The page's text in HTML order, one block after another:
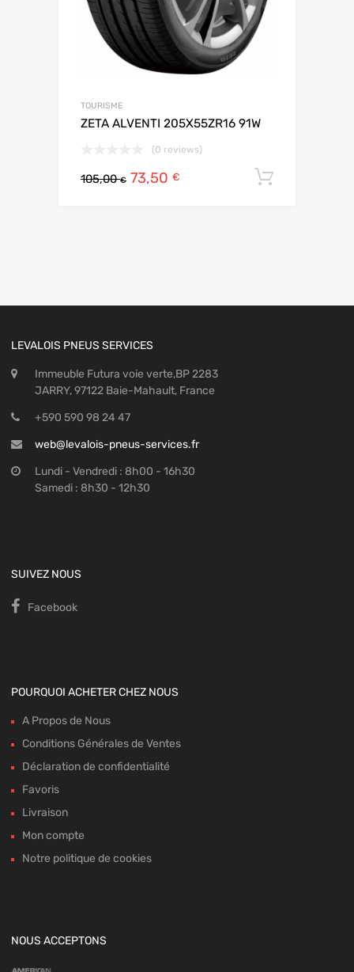
TOURISME
ZETA ALVENTI 205X55ZR16 91W
(0 reviews)
105,00€ 73,50 €
LEVALOIS PNEUS SERVICES
Immeuble Futura voie verte,BP 2283
JARRY, 97122 Baie-Mahault, France
+590 590 98 24 47
web@levalois-pneus-services.fr
Lundi - Vendredi : 8h00 - 16h30
Samedi : 8h30 - 12h30
SUIVEZ NOUS
Facebook
POURQUOI ACHETER CHEZ NOUS
A Propos de Nous
Conditions Générales de Ventes
Déclaration de confidentialité
Favoris
Livraison
Mon compte
Notre politique de cookies
NOUS ACCEPTONS